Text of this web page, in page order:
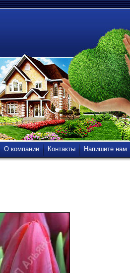
О компании Контакты Напишите нам